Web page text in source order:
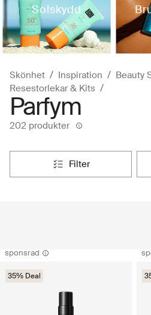
Solskydd
Skönhet Inspiration
Beauty
Resestorlekar & Kits
Parfym
202 produkter
filter
sponsrad
35% Deal